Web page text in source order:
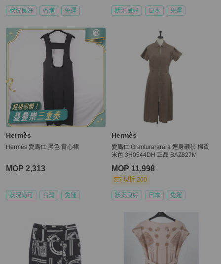
狀況良好 香港 免運 狀況良好 日本 免運
Hermès
Hermès 愛馬仕 黑色 背心裙
MOP 2,313
狀況尚可 台灣 免運
Hermès
愛馬仕 Granturararara 連身襯衫 棉質
米色 3H0544DH 正品 BAZ827M
MOP 11,998
現折 200
狀況良好 日本 免運